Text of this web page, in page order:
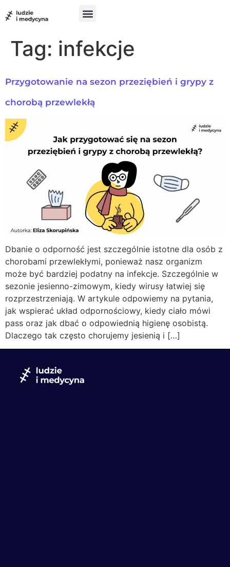
treści
Tag: infekcje
Przygotowanie na sezon przeziębień i grypy z
chorobą przewlekłą
Dbanie o odporność jest szczególnie istotne dla osób z
chorobami przewlekłymi, ponieważ nasz organizm
może być bardziej podatny na infekcje. Szczególnie w
sezonie jesienno-zimowym, kiedy wirusy łatwiej się
rozprzestrzeniają. W artykule odpowiemy na pytania,
jak wspierać układ odpornościowy, kiedy ciało mówi
pass oraz jak dbać o odpowiednią higienę osobistą.
Dlaczego tak często chorujemy jesienią i […]